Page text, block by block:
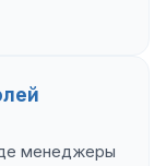
менеджеры